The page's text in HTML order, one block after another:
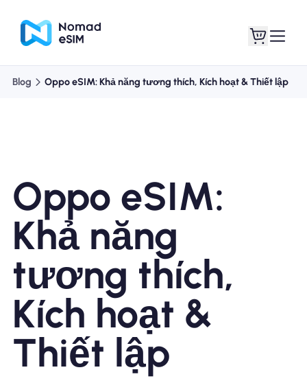
Kế hoạch mua sắm
Giới thiệu về eSIM
Tại sao eSIM Nomad
Blog Oppo eSIM: Khả năng tương thích, Kích hoạt & Thiết lập
Oppo eSIM:
Khả năng
tương thích,
Kích hoạt &
Thiết lập